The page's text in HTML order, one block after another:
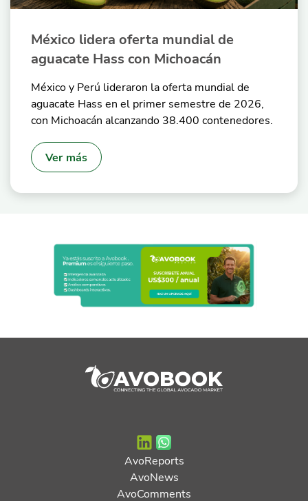
México lidera oferta mundial de
aguacate Hass con Michoacán
México y Perú lideraron la oferta mundial de
aguacate Hass en el primer semestre de 2026,
con Michoacán alcanzando 38.400 contenedores.
Ver más
AvoReports
AvoNews
AvoComments